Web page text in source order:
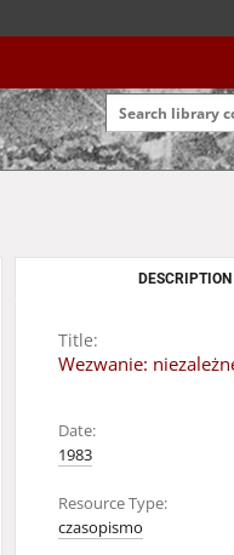
DESCRIPTION
Title:
Wezwanie:
Date:
1983
Resource Type:
czasopismo